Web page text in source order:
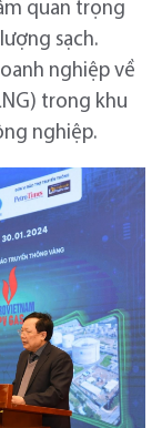
quan trọng
sạch.
nghiệp về
trong khu
nghiệp.